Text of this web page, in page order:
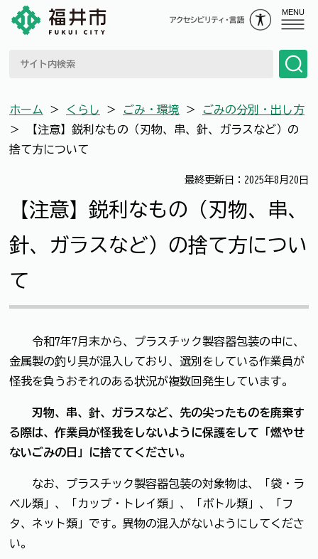
MENU
ホーム ＞ くらし ＞ ごみ・環境 ＞ ごみの分別・出し方
＞
【注意】鋭利なもの（刃物、串、針、ガラスなど）の
捨て方について
最終更新日：2025年8月20日
【注意】鋭利なもの（刃物、串、
針、ガラスなど）の捨て方につい
て
令和7年7月末から、プラスチック製容器包装の中に、
金属製の釣り具が混入しており、選別をしている作業員が
怪我を負うおそれのある状況が複数回発生しています。
刃物、串、針、ガラスなど、先の尖ったものを廃棄す
る際は、作業員が怪我をしないように保護をして「燃やせ
ないごみの日」に捨ててください。
なお、プラスチック製容器包装の対象物は、「袋・ラ
ベル類」、「カップ・トレイ類」、「ボトル類」、「フ
タ、ネット類」です。異物の混入がないようにしてくださ
い。